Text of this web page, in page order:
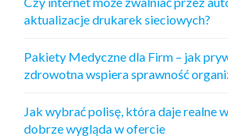
aktualizacje drukarek sieciowych?
Pakiety Medyczne dla Firm – jak
zdrowotna wspiera sprawność
Jak wybrać polisę, która daje realne
dobrze wygląda w ofercie